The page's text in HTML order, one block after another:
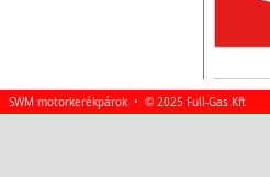
SWM motorkerékpárok • © 2025 Full-Gas Kft